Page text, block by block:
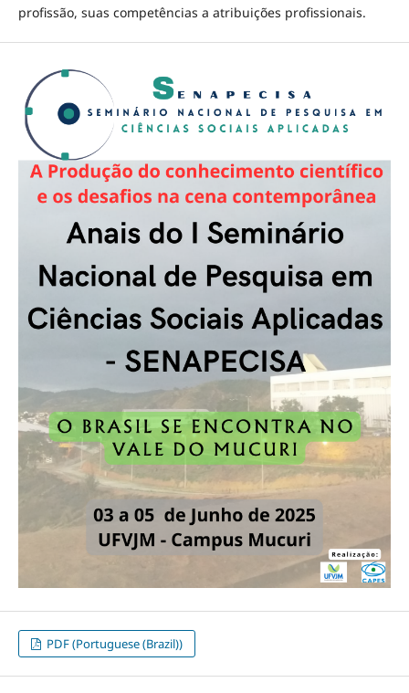
profissão, suas competências a atribuições profissionais.
PDF (Portuguese (Brazil))